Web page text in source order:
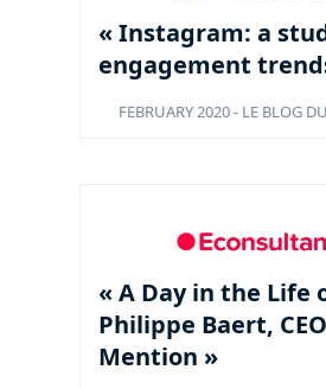
« Instagram: a
engagement
FEBRUARY 2020 - LE BLOG
« A Day in the Life
Philippe Baert,
Mention »